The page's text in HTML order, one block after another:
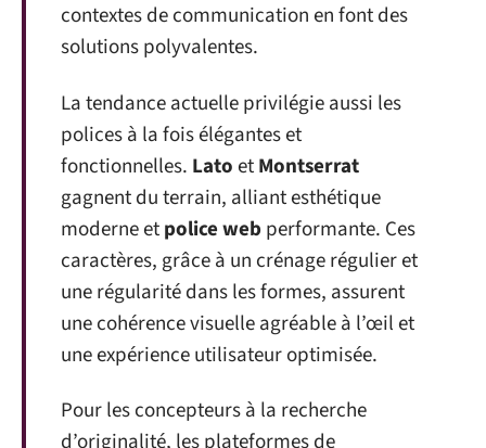
contextes de communication en font des
solutions polyvalentes.
La tendance actuelle privilégie aussi les
polices à la fois élégantes et
fonctionnelles. LatoetMontserrat
gagnent du terrain, alliant esthétique
moderne etpolice web performante. Ces
caractères, grâce à un crénage régulier et
une régularité dans les formes, assurent
une cohérence visuelle agréable à l’œil et
une expérience utilisateur optimisée.
Pour les concepteurs à la recherche
d’originalité, les plateformes de